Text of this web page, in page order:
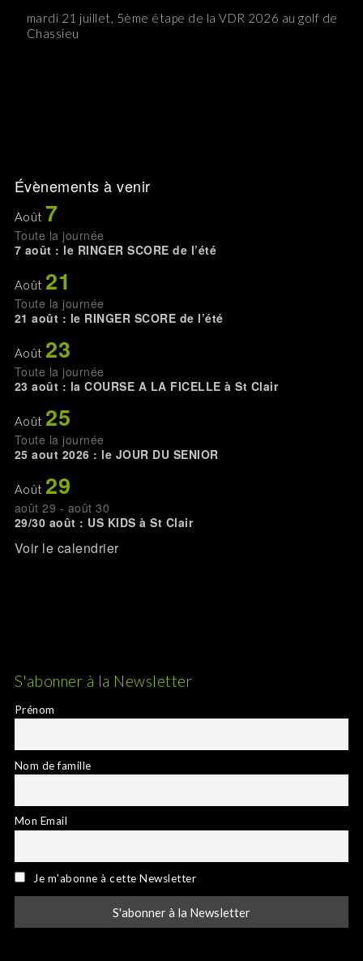
mardi 21 juillet, 5ème étape de la VDR 2026 au golf de
Chassieu
Évènements à venir
Août 7
Toute la journée
7 août : le RINGER SCORE de l’été
Août 21
Toute la journée
21 août : le RINGER SCORE de l’été
Août 23
Toute la journée
23 août : la COURSE A LA FICELLE à St Clair
Août 25
Toute la journée
25 aout 2026 : le JOUR DU SENIOR
Août 29
août 29 - août 30
29/30 août : US KIDS à St Clair
Voir le calendrier
S'abonner à la Newsletter
Prénom
Nom de famille
Mon Email
Je m'abonne à cette Newsletter